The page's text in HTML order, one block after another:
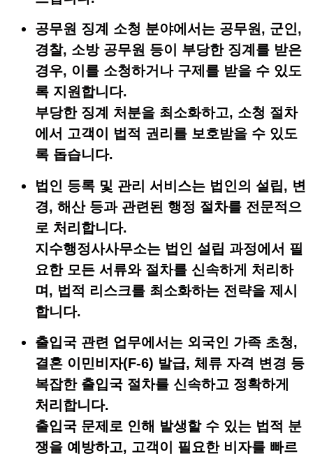
공무원 징계 소청 분야에서는 공무원, 군인,
경찰, 소방 공무원 등이 부당한 징계를 받은
경우, 이를 소청하거나 구제를 받을 수 있도
록 지원합니다.
부당한 징계 처분을 최소화하고, 소청 절차
에서 고객이 법적 권리를 보호받을 수 있도
록 돕습니다.
법인 등록 및 관리 서비스는 법인의 설립, 변
경, 해산 등과 관련된 행정 절차를 전문적으
로 처리합니다.
지수행정사사무소는 법인 설립 과정에서 필
요한 모든 서류와 절차를 신속하게 처리하
며, 법적 리스크를 최소화하는 전략을 제시
합니다.
출입국 관련 업무에서는 외국인 가족 초청,
결혼 이민비자(F-6) 발급, 체류 자격 변경 등
복잡한 출입국 절차를 신속하고 정확하게
처리합니다.
출입국 문제로 인해 발생할 수 있는 법적 분
쟁을 예방하고, 고객이 필요한 비자를 빠르